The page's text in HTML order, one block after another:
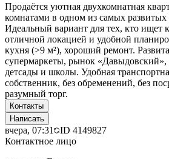
Продаётся уютная двухкомнатная
комнатами в одном из самых развитых
Идеальный вариант для тех, кто ищет
отличной локацией и удобной
кухня (>9 м²), хороший ремонт.
супермаркеты, рынок
детсады и школы. Удобная
собственник, без обременений, без
разумный торг.
Контакты
Написать
вчера, 07:31 ID 4149827
Контактное лицо